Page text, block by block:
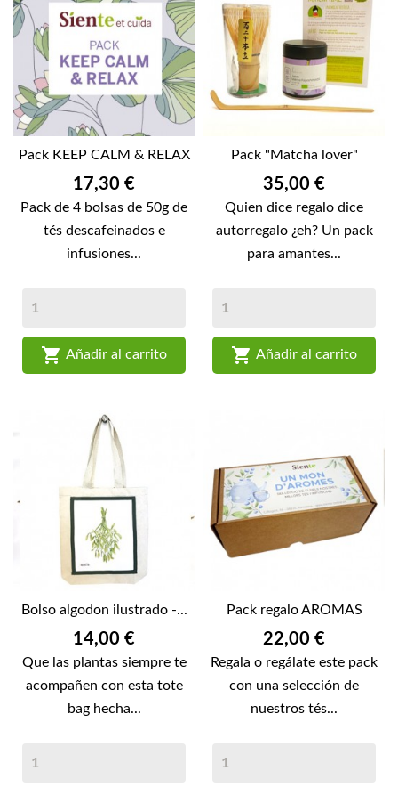
Pack KEEP CALM & RELAX
Precio
17,30 €
Pack de 4 bolsas de 50g de
tés descafeinados e
infusiones...
 Añadir al carrito
Pack "Matcha lover"
Precio
35,00 €
Quien dice regalo dice
autorregalo ¿eh? Un pack
para amantes...
 Añadir al carrito
Bolso algodon ilustrado -...
Precio
14,00 €
Que las plantas siempre te
acompañen con esta tote
bag hecha...
Pack regalo AROMAS
Precio
22,00 €
Regala o regálate este pack
con una selección de
nuestros tés...